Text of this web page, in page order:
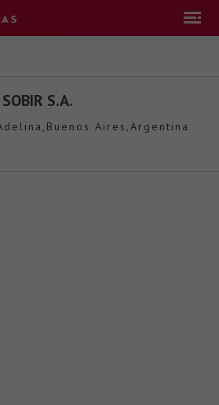
S.A.
Aires,Argentina